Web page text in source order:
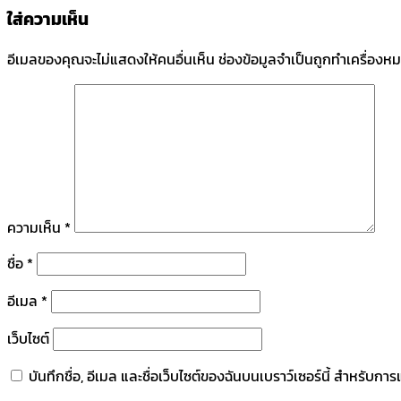
ใส่ความเห็น
อีเมลของคุณจะไม่แสดงให้คนอื่นเห็น ช่องข้อมูลจำเป็นถูกทำเครื่องห
ความเห็น *
ชื่อ *
อีเมล *
เว็บไซต์
บันทึกชื่อ, อีเมล และชื่อเว็บไซต์ของฉันบนเบราว์เซอร์นี้ สำหรับกา